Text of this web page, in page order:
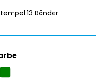
13 Bänder